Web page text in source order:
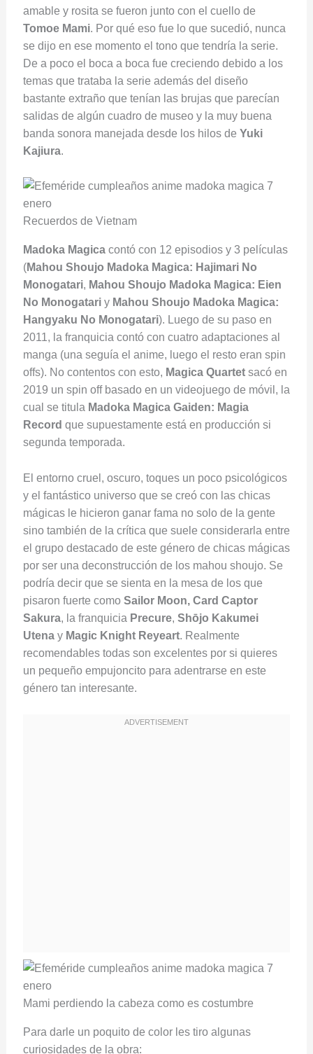
amable y rosita se fueron junto con el cuello de
Tomoe Mami. Por qué eso fue lo que sucedió, nunca
se dijo en ese momento el tono que tendría la serie.
De a poco el boca a boca fue creciendo debido a los
temas que trataba la serie además del diseño
bastante extraño que tenían las brujas que parecían
salidas de algún cuadro de museo y la muy buena
banda sonora manejada desde los hilos de Yuki
Kajiura.
Recuerdos de Vietnam
Madoka Magicacontó con 12 episodios y 3 películas
(Mahou Shoujo Madoka Magica: Hajimari No
Monogatari, Mahou Shoujo Madoka Magica: Eien
No Monogatariy Mahou Shoujo Madoka Magica:
Hangyaku No Monogatari). Luego de su paso en
2011, la franquicia contó con cuatro adaptaciones al
manga (una seguía el anime, luego el resto eran spin
offs). No contentos con esto, Magica Quartet sacó en
2019 un spin off basado en un videojuego de móvil, la
cual se titula Madoka Magica Gaiden: Magia
Record que supuestamente está en producción si
segunda temporada.
El entorno cruel, oscuro, toques un poco psicológicos
y el fantástico universo que se creó con las chicas
mágicas le hicieron ganar fama no solo de la gente
sino también de la crítica que suele considerarla entre
el grupo destacado de este género de chicas mágicas
por ser una deconstrucción de los mahou shoujo. Se
podría decir que se sienta en la mesa de los que
pisaron fuerte como Sailor Moon, Card Captor
Sakura, la franquicia Precure, Shōjo Kakumei
Utenay Magic Knight Reyeart. Realmente
recomendables todas son excelentes por si quieres
un pequeño empujoncito para adentrarse en este
género tan interesante.
Mami perdiendo la cabeza como es costumbre
Para darle un poquito de color les tiro algunas
curiosidades de la obra: